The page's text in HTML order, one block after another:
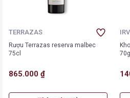
TERRAZAS
Rượu Terrazas reserva malbec
75cl
865.000 ₫
70g